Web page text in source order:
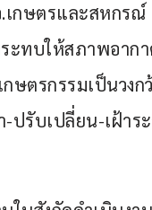
.เกษตรและสหกร
ะทบให้สภาพอา
ษตรกรรมเป็นวงก
ปรับเปลี่ยน-เฝ้า